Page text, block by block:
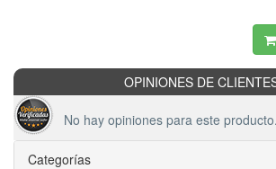
OPINIONES DE
No hay opiniones para este producto.
Categorías